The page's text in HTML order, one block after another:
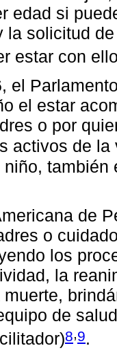
edad si
la solicitud
estar con
el
el estar
o por
activos de
de
o
los
la
de
8,9.